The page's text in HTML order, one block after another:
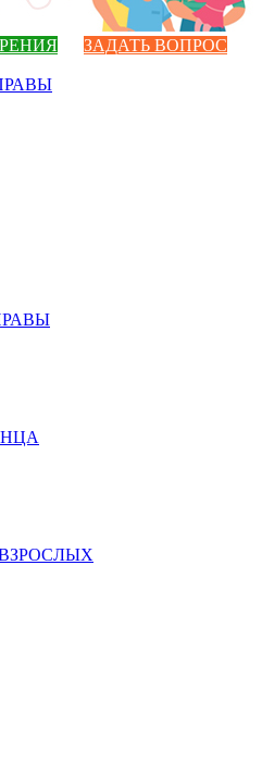
ЗАДАТЬ ВОПРОС
ВЗРОСЛЫХ